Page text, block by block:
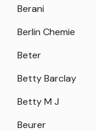
Berani
Berlin Chemie
Beter
Betty Barclay
Betty M J
Beurer